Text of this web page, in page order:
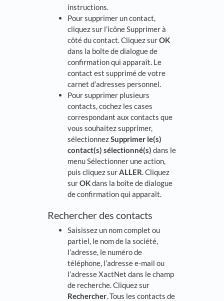
instructions.
Pour supprimer un contact,
cliquez sur l’icône Supprimer à
côté du contact. Cliquez surOK
dans la boîte de dialogue de
confirmation qui apparaît. Le
contact est supprimé de votre
carnet d’adresses personnel.
Pour supprimer plusieurs
contacts, cochez les cases
correspondant aux contacts que
vous souhaitez supprimer,
sélectionnezSupprimer le(s)
contact(s) sélectionné(s) dans le
menu Sélectionner une action,
puis cliquez surALLER. Cliquez
surOKdans la boîte de dialogue
de confirmation qui apparaît.
Rechercher des contacts
Saisissez un nom complet ou
partiel, le nom de la société,
l’adresse, le numéro de
téléphone, l’adresse e-mail ou
l’adresse XactNet dans le champ
de recherche. Cliquez sur
Rechercher. Tous les contacts de